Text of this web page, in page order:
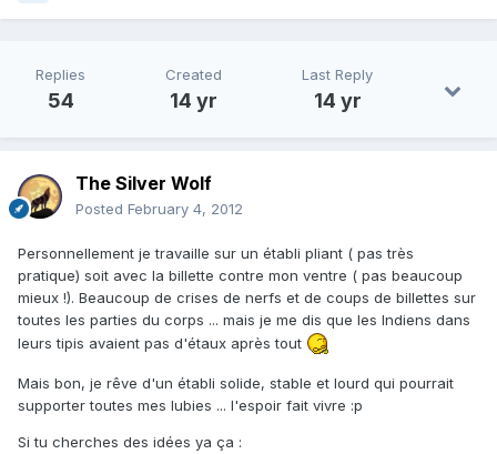
Replies
54
Created
14 yr
Last Reply
14 yr
The Silver Wolf
Posted February 4, 2012
Personnellement je travaille sur un établi pliant ( pas très
pratique) soit avec la billette contre mon ventre ( pas beaucoup
mieux !). Beaucoup de crises de nerfs et de coups de billettes sur
toutes les parties du corps ... mais je me dis que les Indiens dans
leurs tipis avaient pas d'étaux après tout
Mais bon, je rêve d'un établi solide, stable et lourd qui pourrait
supporter toutes mes lubies ... l'espoir fait vivre :p
Si tu cherches des idées ya ça :